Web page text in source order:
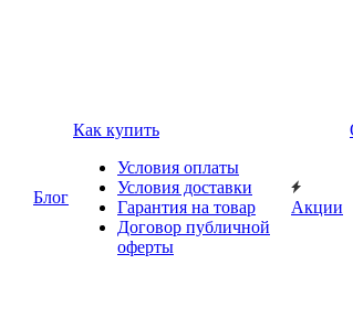
Блог
Как купить
Условия оплаты
Условия доставки
Гарантия на товар
Договор публичной
оферты
Акции